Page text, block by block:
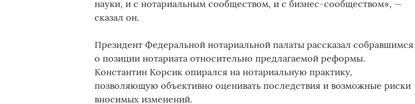
науки, и с нотариальным сообществом, и с бизнес-сообществом», —
сказал он.
Президент Федеральной нотариальной палаты рассказал собравшимся
о позиции нотариата относительно предлагаемой реформы.
Константин Корсик опирался на нотариальную практику,
позволяющую объективно оценивать последствия и возможные риски
вносимых изменений.